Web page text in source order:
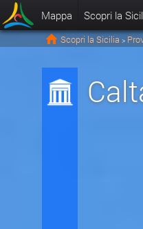
Mappa Scopri la
Scopri la Sicilia >